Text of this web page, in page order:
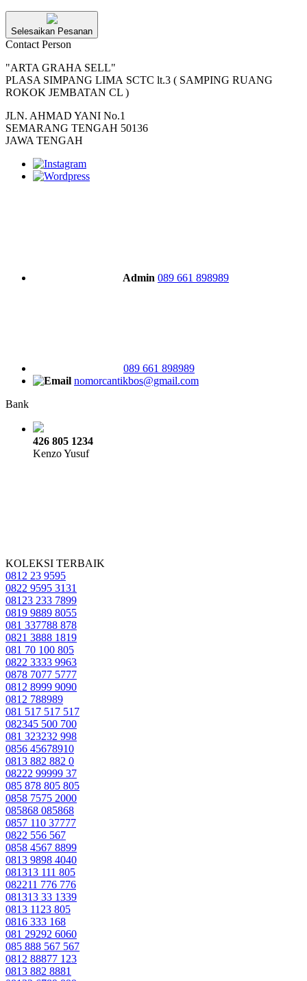
Selesaikan Pesanan
Contact Person
"ARTA GRAHA SELL"
PLASA SIMPANG LIMA SCTC lt.3 ( SAMPING RUANG
ROKOK JEMBATAN CL )
JLN. AHMAD YANI No.1
SEMARANG TENGAH 50136
JAWA TENGAH
Admin 089 661 898989
089 661 898989
nomorcantikbos@gmail.com
Bank
426 805 1234
Kenzo Yusuf
KOLEKSI TERBAIK
0812 23 9595
0822 9595 3131
08123 233 7899
0819 9889 8055
081 337788 878
0821 3888 1819
081 70 100 805
0822 3333 9963
0878 7077 5777
0812 8999 9090
0812 788989
081 517 517 517
082345 500 700
081 323232 998
0856 45678910
0813 882 882 0
08222 99999 37
085 878 805 805
0858 7575 2000
085868 085868
0857 110 37777
0822 556 567
0858 4567 8899
0813 9898 4040
081313 111 805
082211 776 776
081313 33 1339
0813 1123 805
0816 333 168
081 29292 6060
085 888 567 567
0812 88877 123
0813 882 8881